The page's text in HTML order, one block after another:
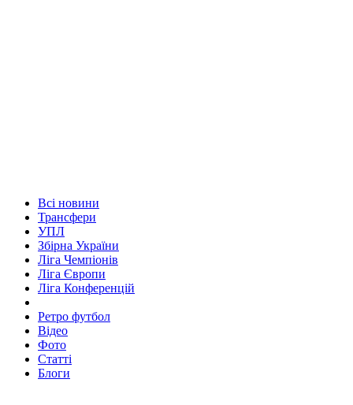
Всі новини
Трансфери
УПЛ
Збірна України
Ліга Чемпіонів
Ліга Європи
Ліга Конференцій
Ретро футбол
Відео
Фото
Статті
Блоги